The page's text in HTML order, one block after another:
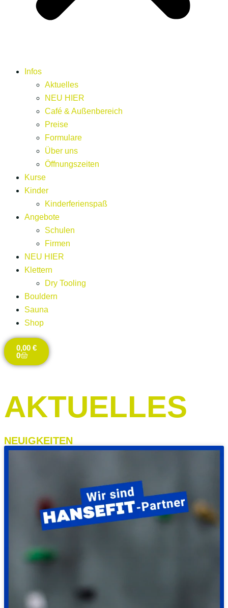
Infos
Aktuelles
NEU HIER
Café & Außenbereich
Preise
Formulare
Über uns
Öffnungszeiten
Kurse
Kinder
Kinderferienspaß
Angebote
Schulen
Firmen
NEU HIER
Klettern
Dry Tooling
Bouldern
Sauna
Shop
0,00 €
0
AKTUELLES
NEUIGKEITEN